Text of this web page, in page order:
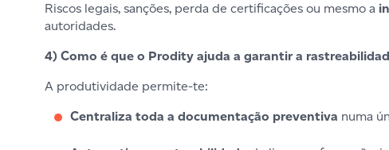
Riscos legais, sanções, perda de certificações ou mesmo a
autoridades.
4) Como é que o Prodity ajuda a garantir a
A produtividade permite-te:
Centraliza toda a documentação preventiva numa